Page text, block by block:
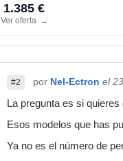
1.385 €
Ver oferta →
#2 por Nel-Ectron el
La pregunta es si
Esos modelos que has
Ya no es el número de